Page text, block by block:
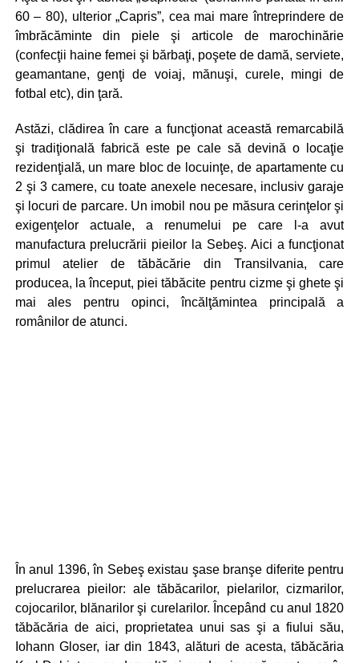
60 – 80), ulterior „Capris”, cea mai mare întreprindere de
îmbrăcăminte din piele şi articole de marochinărie
(confecţii haine femei şi bărbaţi, poşete de damă, serviete,
geamantane, genţi de voiaj, mănuşi, curele, mingi de
fotbal etc), din ţară.
Astăzi, clădirea în care a funcţionat această remarcabilă
şi tradiţională fabrică este pe cale să devină o locaţie
rezidenţială, un mare bloc de locuinţe, de apartamente cu
2 şi 3 camere, cu toate anexele necesare, inclusiv garaje
şi locuri de parcare. Un imobil nou pe măsura cerinţelor şi
exigenţelor actuale, a renumelui pe care l-a avut
manufactura prelucrării pieilor la Sebeş. Aici a funcţionat
primul atelier de tăbăcărie din Transilvania, care
producea, la început, piei tăbăcite pentru cizme şi ghete şi
mai ales pentru opinci, încălţămintea principală a
românilor de atunci.
În anul 1396, în Sebeş existau şase branşe diferite pentru
prelucrarea pieilor: ale tăbăcarilor, pielarilor, cizmarilor,
cojocarilor, blănarilor şi curelarilor. Începând cu anul 1820
tăbăcăria de aici, proprietatea unui sas şi a fiului său,
Iohann Gloser, iar din 1843, alături de acesta, tăbăcăria